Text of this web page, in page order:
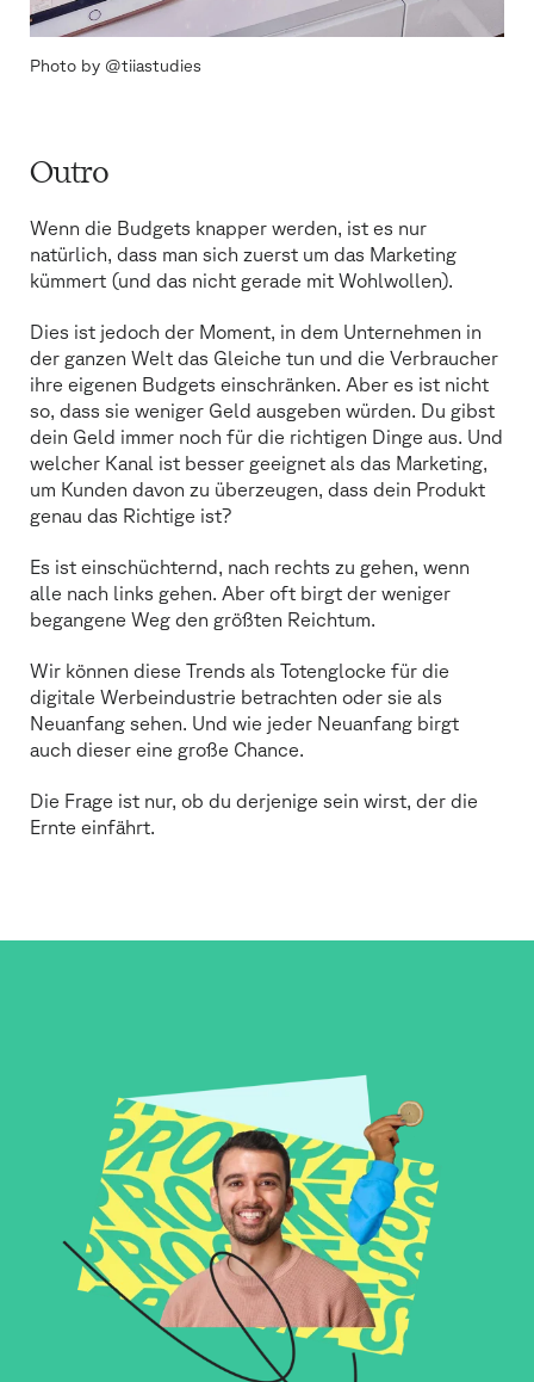
Photo by @tiiastudies
Outro
Wenn die Budgets knapper werden, ist es nur
natürlich, dass man sich zuerst um das Marketing
kümmert (und das nicht gerade mit Wohlwollen).
Dies ist jedoch der Moment, in dem Unternehmen in
der ganzen Welt das Gleiche tun und die Verbraucher
ihre eigenen Budgets einschränken. Aber es ist nicht
so, dass sie weniger Geld ausgeben würden. Du gibst
dein Geld immer noch für die richtigen Dinge aus. Und
welcher Kanal ist besser geeignet als das Marketing,
um Kunden davon zu überzeugen, dass dein Produkt
genau das Richtige ist?
Es ist einschüchternd, nach rechts zu gehen, wenn
alle nach links gehen. Aber oft birgt der weniger
begangene Weg den größten Reichtum.
Wir können diese Trends als Totenglocke für die
digitale Werbeindustrie betrachten oder sie als
Neuanfang sehen. Und wie jeder Neuanfang birgt
auch dieser eine große Chance.
Die Frage ist nur, ob du derjenige sein wirst, der die
Ernte einfährt.